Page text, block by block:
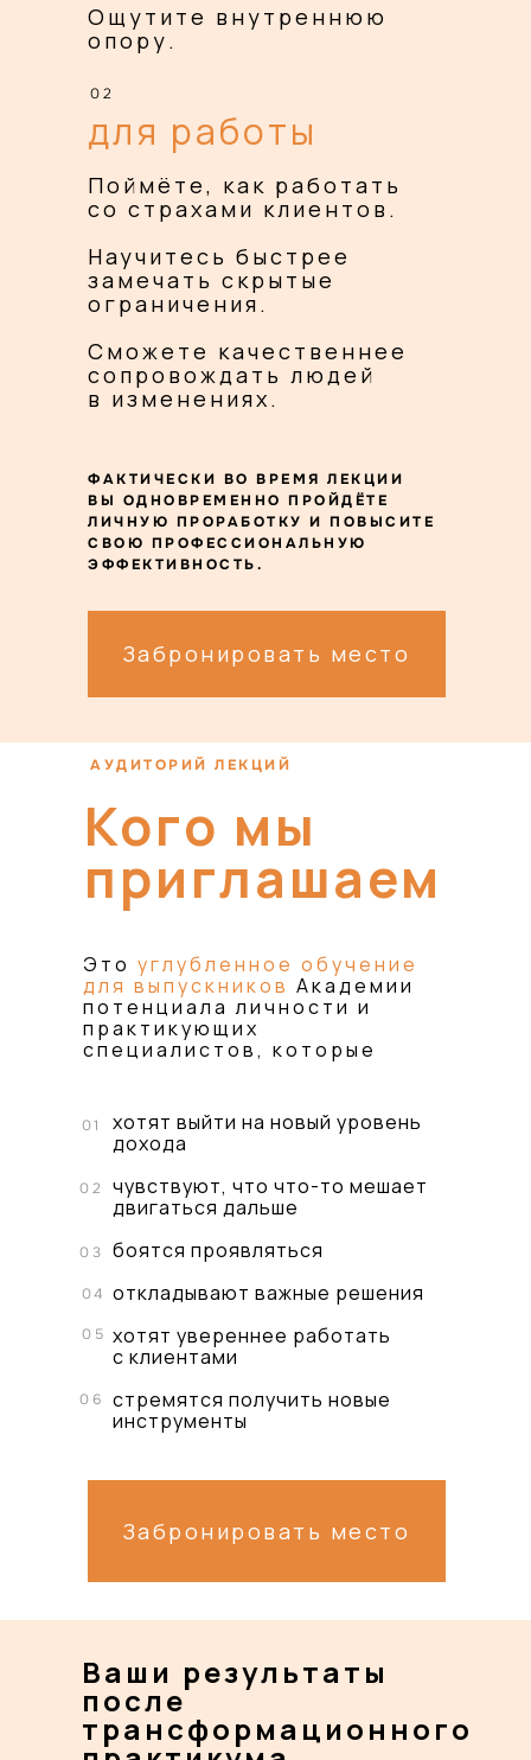
ФАКТИЧЕСКИ ВО ВРЕМЯ ЛЕКЦИИ
ВЫ ОДНОВРЕМЕННО ПРОЙДЁТЕ
ЛИЧНУЮ ПРОРАБОТКУ И ПОВЫСИТЕ
СВОЮ ПРОФЕССИОНАЛЬНУЮ
ЭФФЕКТИВНОСТЬ.
02
для работы
Ощутите внутреннюю
опору.
Поймёте, как работать
со страхами клиентов.
Научитесь быстрее
замечать скрытые
ограничения.
Сможете качественнее
сопровождать людей
в изменениях.
Забронировать место
АУДИТОРИЙ ЛЕКЦИЙ
Кого мы
приглашаем
Это углубленное обучение
для выпускников Академии
потенциала личности и
практикующих
специалистов, которые
01
02
03
04
05
06
хотят выйти на новый уровень
дохода
чувствуют, что что-то мешает
двигаться дальше
боятся проявляться
откладывают важные решения
хотят увереннее работать
с клиентами
стремятся получить новые
инструменты
Забронировать место
Ваши результаты
после
трансформационного